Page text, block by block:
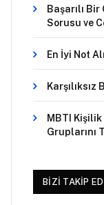
Başarılı
Sorusu ve
En İyi Not
MBTI
Gruplarını
BIZI TAKIP